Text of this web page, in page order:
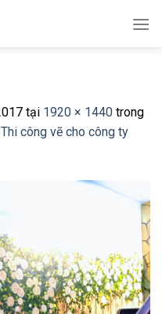
tại 1920 × 1440 trong
công vẽ cho công ty